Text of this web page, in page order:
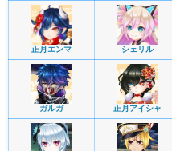
正月エンマ シェリル
ガルガ 正月アイシャ